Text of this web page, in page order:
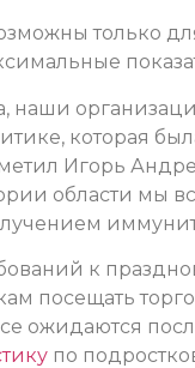
только
наши
которая
Игорь
области мы
к
посещать
ожидаются
по